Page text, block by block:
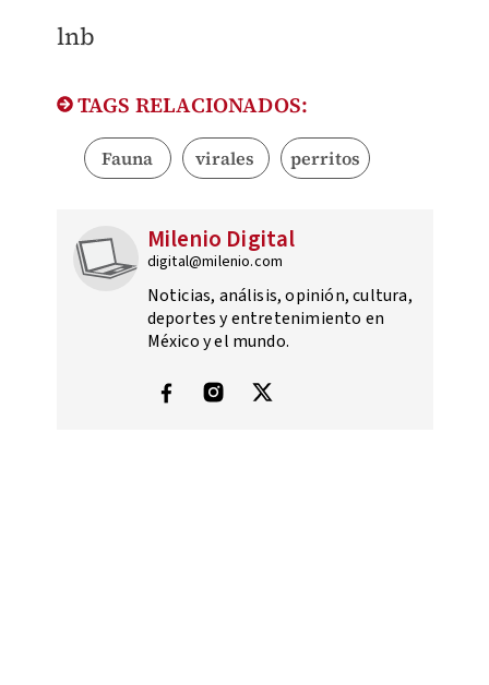
lnb
TAGS RELACIONADOS:
Fauna virales perritos
Milenio Digital
digital@milenio.com
Noticias, análisis, opinión, cultura,
deportes y entretenimiento en
México y el mundo.